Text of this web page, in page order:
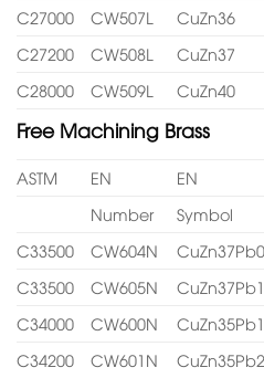
C27000
CW507L CuZn36
C27200
CW508L CuZn37
C28000
CW509L CuZn40
Free Machining Brass
ASTM EN EN
Number
Symbol
C33500
CW604N
C33500
CW605N CuZn37Pb1
C34000
CW600N CuZn35Pb1
C34200
CW601N CuZn35Pb2